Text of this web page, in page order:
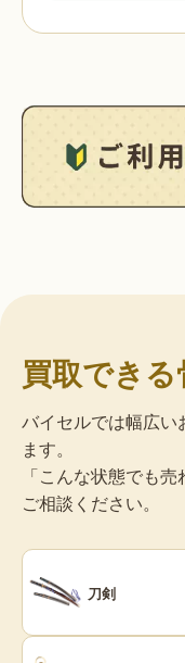
買取でき
バイセルでは幅広い
ます。
「こんな状態でも
ご相談ください。
刀剣